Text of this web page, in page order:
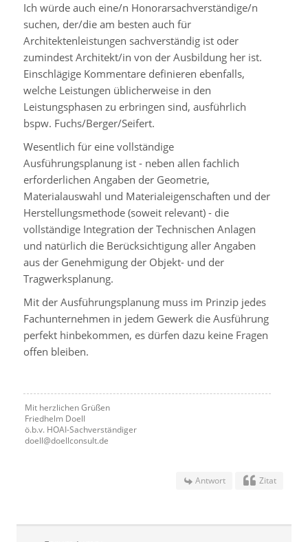
Ich würde auch eine/n Honorarsachverständige/n
suchen, der/die am besten auch für
Architektenleistungen sachverständig ist oder
zumindest Architekt/in von der Ausbildung her ist.
Einschlägige Kommentare definieren ebenfalls,
welche Leistungen üblicherweise in den
Leistungsphasen zu erbringen sind, ausführlich
bspw. Fuchs/Berger/Seifert.
Wesentlich für eine vollständige
Ausführungsplanung ist - neben allen fachlich
erforderlichen Angaben der Geometrie,
Materialauswahl und Materialeigenschaften und der
Herstellungsmethode (soweit relevant) - die
vollständige Integration der Technischen Anlagen
und natürlich die Berücksichtigung aller Angaben
aus der Genehmigung der Objekt- und der
Tragwerksplanung.
Mit der Ausführungsplanung muss im Prinzip jedes
Fachunternehmen in jedem Gewerk die Ausführung
perfekt hinbekommen, es dürfen dazu keine Fragen
offen bleiben.
Mit herzlichen Grüßen
Friedhelm Doell
ö.b.v. HOAI-Sachverständiger
doell@doellconsult.de
Antwort Zitat